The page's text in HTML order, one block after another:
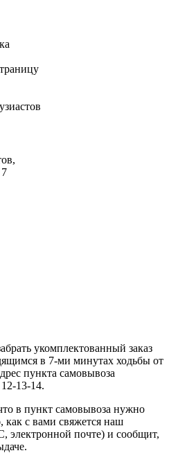
укомплектованный заказ
в 7-ми минутах ходьбы от
пункта самовывоза
13-14.
в пункт самовывоза нужно
как с вами свяжется наш
электронной почте) и сообщит,